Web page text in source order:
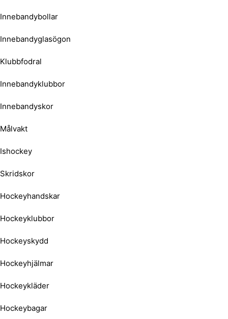
Innebandybollar
Innebandyglasögon
Klubbfodral
Innebandyklubbor
Innebandyskor
Målvakt
Ishockey
Skridskor
Hockeyhandskar
Hockeyklubbor
Hockeyskydd
Hockeyhjälmar
Hockeykläder
Hockeybagar